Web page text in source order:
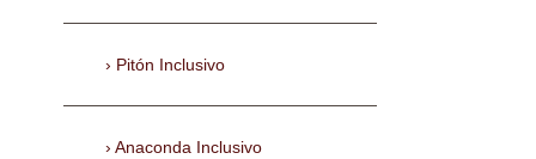
Pitón Inclusivo
Anaconda Inclusivo